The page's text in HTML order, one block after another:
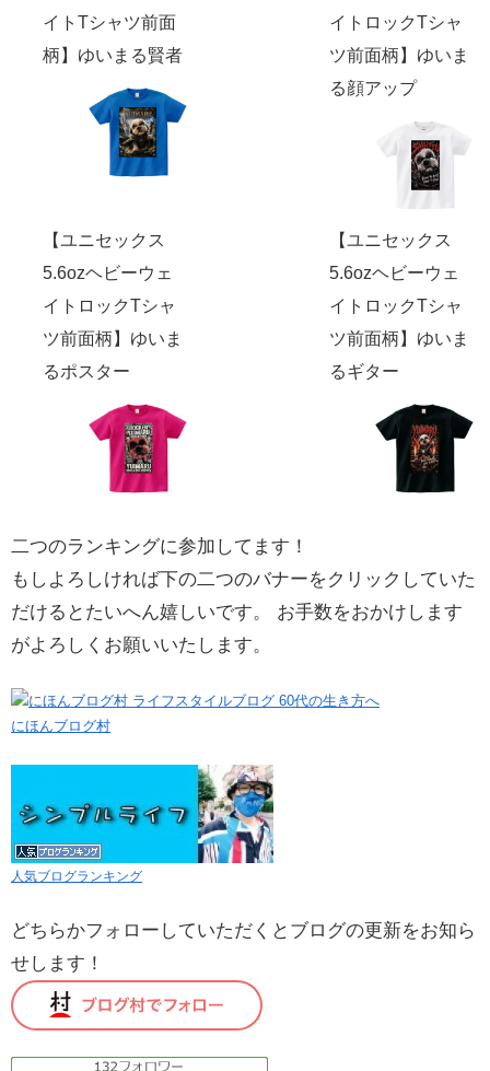
イトTシャツ前面
柄】ゆいまる賢者
イトロックTシャ
ツ前面柄】ゆいま
る顔アップ
【ユニセックス
5.6ozヘビーウェ
イトロックTシャ
ツ前面柄】ゆいま
るポスター
【ユニセックス
5.6ozヘビーウェ
イトロックTシャ
ツ前面柄】ゆいま
るギター
二つのランキングに参加してます！
もしよろしければ下の二つのバナーをクリックしていた
だけるとたいへん嬉しいです。 お手数をおかけします
がよろしくお願いいたします。
にほんブログ村
人気ブログランキング
どちらかフォローしていただくとブログの更新をお知ら
せします！